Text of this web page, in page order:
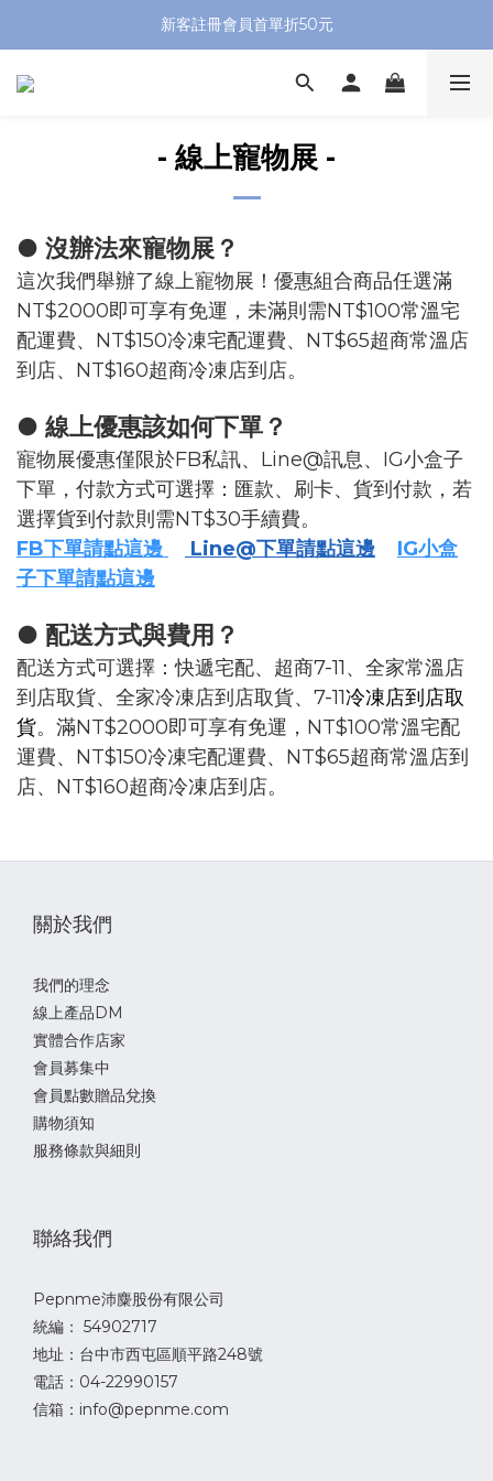
新客註冊會員首單折50元
- 線上寵物展 -
● 沒辦法來寵物展？
這次我們舉辦了線上寵物展！優惠組合商品任選滿
NT$2000即可享有免運，未滿則需NT$100常溫宅
配運費、NT$150冷凍宅配運費、NT$65超商常溫店
到店、NT$160超商冷凍店到店。
● 線上優惠該如何下單？
寵物展優惠僅限於FB私訊、Line@訊息、IG小盒子
下單，付款方式可選擇：匯款、刷卡、貨到付款，若
選擇貨到付款則需NT$30手續費。
FB下單請點這邊
Line@下單請點這邊
IG小盒
子下單請點這邊
● 配送方式與費用？
配送方式可選擇：快遞宅配、超商7-11、全家常溫店
到店取貨、全家冷凍店到店取貨、7-11冷凍店到店取
貨。滿NT$2000即可享有免運，NT$100常溫宅配
運費、NT$150冷凍宅配運費、NT$65超商常溫店到
店、NT$160超商冷凍店到店。
關於我們
我們的理念
線上產品DM
實體合作店家
會員募集中
會員點數贈品兌換
購物須知
服務條款與細則
聯絡我們
Pepnme沛麋股份有限公司
統編： 54902717
地址：台中市西屯區順平路248號
電話：04-22990157
信箱：info@pepnme.com